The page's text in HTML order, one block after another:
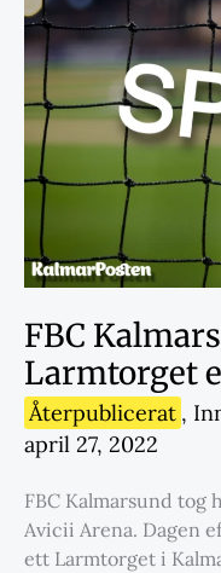
FBC
Larmtorget
Återpublicerat ,
april 27, 2022
FBC Kalmarsund tog
Avicii Arena. Dagen
ett Larmtorget i